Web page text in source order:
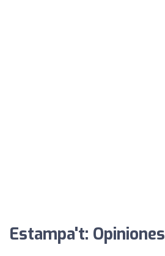
Estampa't: Opiniones